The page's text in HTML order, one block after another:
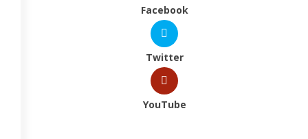
Facebook
Twitter
YouTube